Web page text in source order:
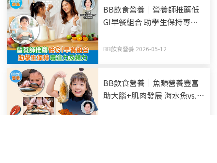
BB飲食營養｜營養師推薦低
GI早餐組合 助學生保持專注
BB飲食營養 2026-05-12
BB飲食營養｜魚類營養豐富
助大腦+肌肉發展 海水魚vs.